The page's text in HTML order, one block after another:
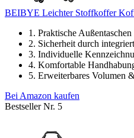
BEIBYE Leichter Stoffkoffer
1. Praktische
2. Sicherheit durch
3. Individuelle
4. Komfortable
5. Erweiterbares Volumen
Bei Amazon kaufen
Bestseller Nr. 5